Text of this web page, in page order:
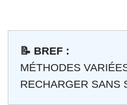
📝 BREF :
MÉTHODES
RECHARGER SANS